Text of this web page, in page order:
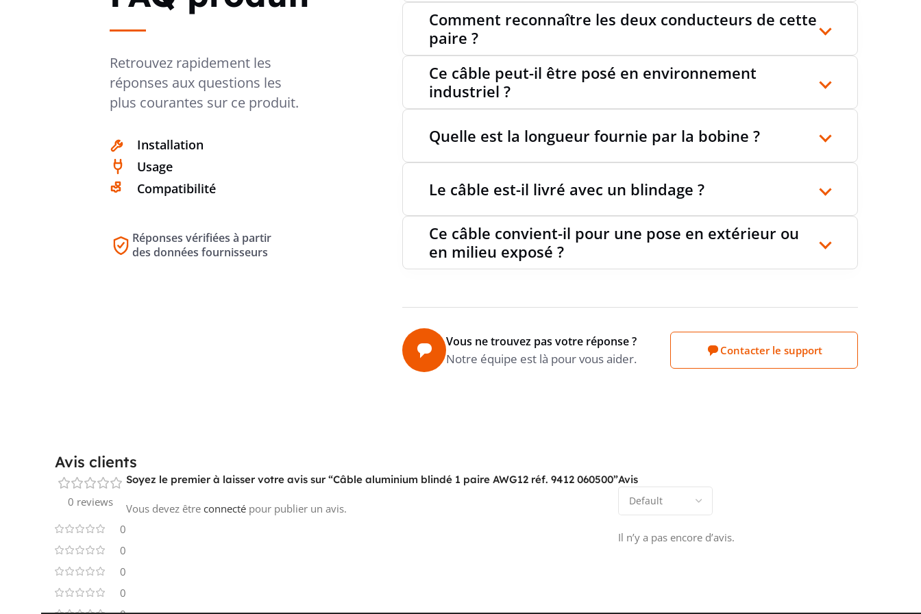
Retrouvez rapidement les
réponses aux questions les
plus courantes sur ce produit.
Installation
Usage
Compatibilité
Réponses vérifiées à partir
des données fournisseurs
Comment reconnaître les deux conducteurs de cette
paire ?
Ce câble peut-il être posé en environnement
industriel ?
Quelle est la longueur fournie par la bobine ?
Le câble est-il livré avec un blindage ?
Ce câble convient-il pour une pose en extérieur ou
en milieu exposé ?
Vous ne trouvez pas votre réponse ?
Notre équipe est là pour vous aider.
Contacter le support
Avis clients
0 reviews
0
0
0
0
Avis
Il n’y a pas encore d’avis.
Soyez le premier à laisser votre avis sur “Câble aluminium blindé 1 paire AWG12 réf. 9412 060500”
Vous devez être connecté pour publier un avis.